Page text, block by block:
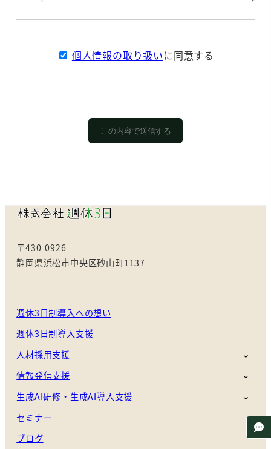
個人情報の取り扱いに同意する
〒430-0926
静岡県浜松市中央区砂山町1137
週休3日制導入への想い
週休3日制導入支援
人材採用支援
情報発信支援
生成AI研修・生成AI導入支援
セミナー
ブログ